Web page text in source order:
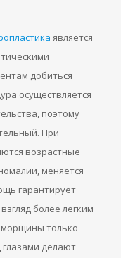
является
добиться
осуществляется
поэтому
При
возрастные
меняется
гарантирует
более легким
только
глазами делают